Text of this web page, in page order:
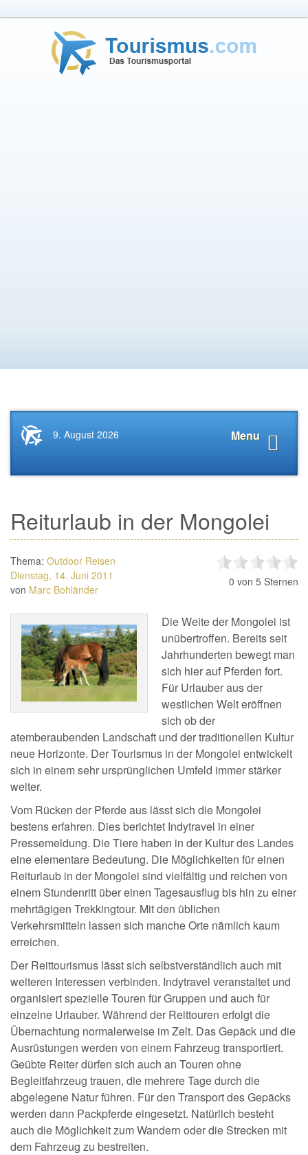
Startseite
News.Tourismus.com
Menu
9. August 2026
Reiturlaub in der Mongolei
Thema: Outdoor Reisen
Dienstag, 14. Juni 2011
von Marc Bohländer
0 von 5 Sternen
Die Weite der Mongolei ist
unübertroffen. Bereits seit
Jahrhunderten bewegt man
sich hier auf Pferden fort.
Für Urlauber aus der
westlichen Welt eröffnen
sich ob der
atemberaubenden Landschaft und der traditionellen Kultur
neue Horizonte. Der Tourismus in der Mongolei entwickelt
sich in einem sehr ursprünglichen Umfeld immer stärker
weiter.
Vom Rücken der Pferde aus lässt sich die Mongolei
bestens erfahren. Dies berichtet Indytravel in einer
Pressemeldung. Die Tiere haben in der Kultur des Landes
eine elementare Bedeutung. Die Möglichkeiten für einen
Reiturlaub in der Mongolei sind vielfältig und reichen von
einem Stundenritt über einen Tagesausflug bis hin zu einer
mehrtägigen Trekkingtour. Mit den üblichen
Verkehrsmitteln lassen sich manche Orte nämlich kaum
erreichen.
Der Reittourismus lässt sich selbstverständlich auch mit
weiteren Interessen verbinden. Indytravel veranstaltet und
organisiert spezielle Touren für Gruppen und auch für
einzelne Urlauber. Während der Reittouren erfolgt die
Übernachtung normalerweise im Zelt. Das Gepäck und die
Ausrüstungen werden von einem Fahrzeug transportiert.
Geübte Reiter dürfen sich auch an Touren ohne
Begleitfahrzeug trauen, die mehrere Tage durch die
abgelegene Natur führen. Für den Transport des Gepäcks
werden dann Packpferde eingesetzt. Natürlich besteht
auch die Möglichkeit zum Wandern oder die Strecken mit
dem Fahrzeug zu bestreiten.